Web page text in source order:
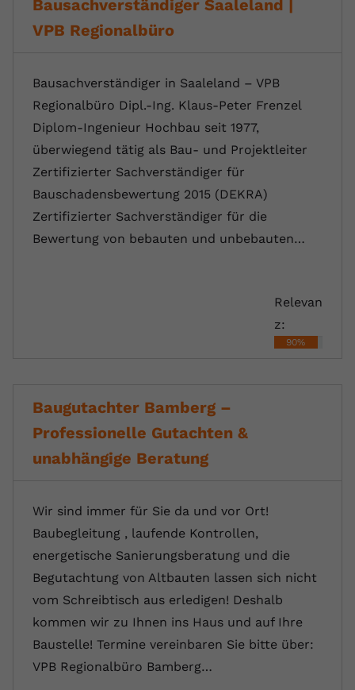
Bausachverständiger Saaleland |
VPB Regionalbüro
Bausachverständiger in Saaleland – VPB
Regionalbüro Dipl.-Ing. Klaus-Peter Frenzel
Diplom-Ingenieur Hochbau seit 1977,
überwiegend tätig als Bau- und Projektleiter
Zertifizierter Sachverständiger für
Bauschadensbewertung 2015 (DEKRA)
Zertifizierter Sachverständiger für die
Bewertung von bebauten und unbebauten…
Relevan
z:
90%
Baugutachter Bamberg –
Professionelle Gutachten &
unabhängige Beratung
Wir sind immer für Sie da und vor Ort!
Baubegleitung , laufende Kontrollen,
energetische Sanierungsberatung und die
Begutachtung von Altbauten lassen sich nicht
vom Schreibtisch aus erledigen! Deshalb
kommen wir zu Ihnen ins Haus und auf Ihre
Baustelle! Termine vereinbaren Sie bitte über:
VPB Regionalbüro Bamberg…